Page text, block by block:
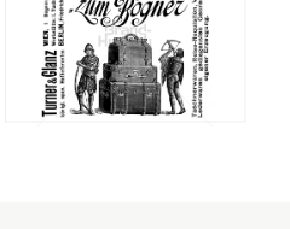
Konzerne
Epoche
Turner & Glanz,Bild-ID: 66164